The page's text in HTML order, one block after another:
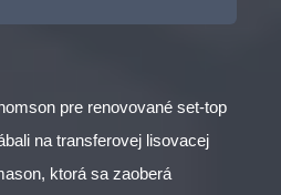
pre renovované set-top
na transferovej lisovacej
ktorá sa zaoberá